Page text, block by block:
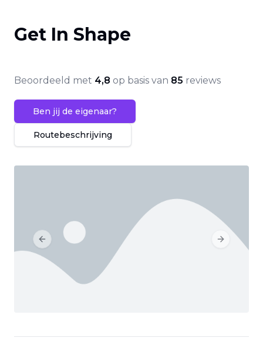
Get In Shape
Beoordeeld met 4,8 op basis van 85 reviews
Ben jij de eigenaar?
Routebeschrijving
Previous slide Next slide